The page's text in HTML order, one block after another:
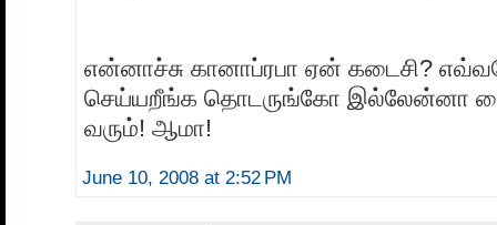
என்னாச்சு கானாப்ரபா ஏன் கடைசி?
செய்யறீங்க தொடருங்கோ இல்லேன்னா
வரும்! ஆமா!
June 10, 2008 at 2:52 PM